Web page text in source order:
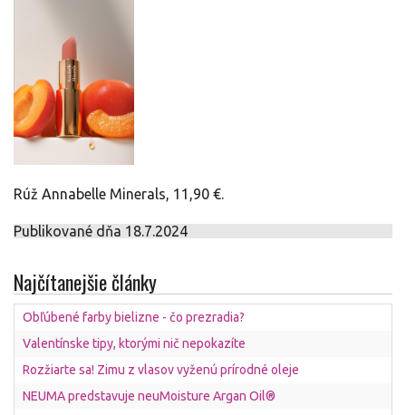
Rúž Annabelle Minerals, 11,90 €.
Publikované dňa 18.7.2024
Najčítanejšie články
Obľúbené farby bielizne - čo prezradia?
Valentínske tipy, ktorými nič nepokazíte
Rozžiarte sa! Zimu z vlasov vyženú prírodné oleje
NEUMA predstavuje neuMoisture Argan Oil®